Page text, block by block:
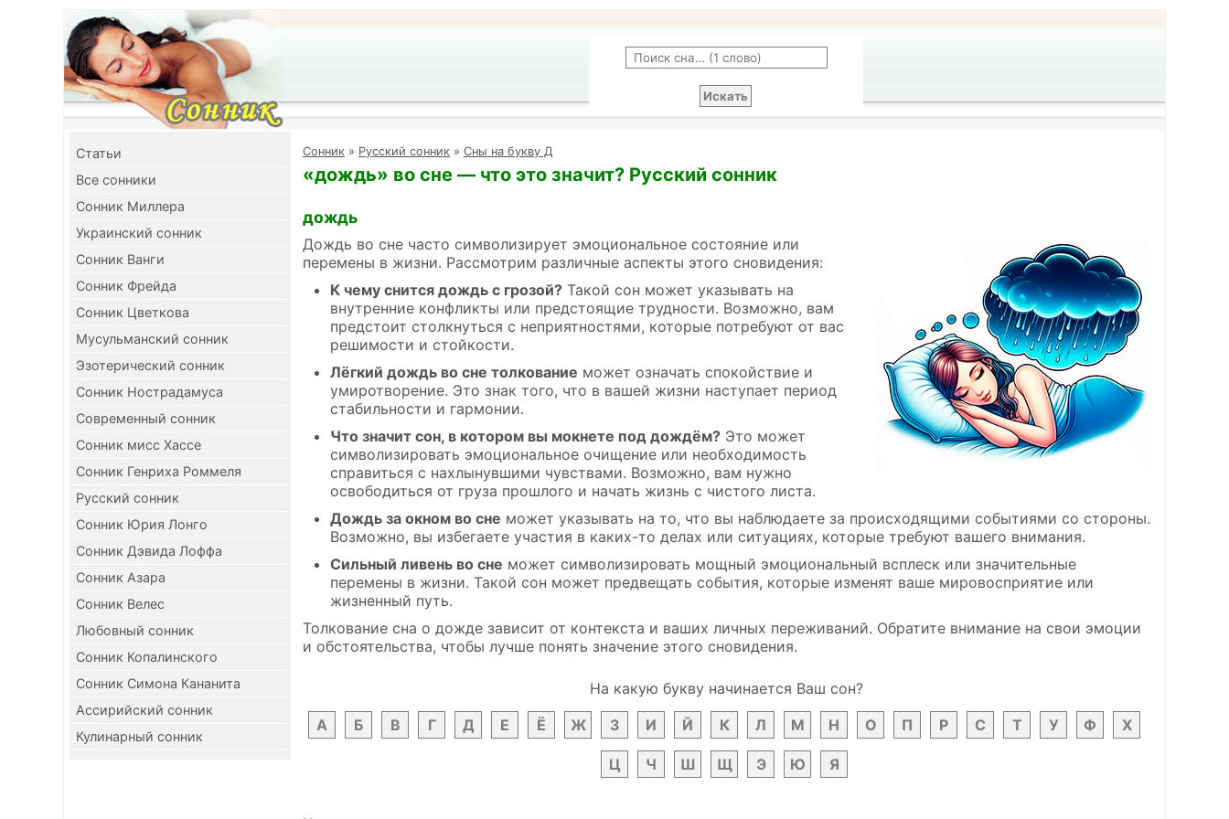
Cтатьи
Все сонники
Сонник Миллера
Украинский сонник
Сонник Ванги
Сонник Фрейда
Сонник Цветкова
Мусульманский сонник
Эзотерический сонник
Сонник Нострадамуса
Современный сонник
Сонник мисс Хассе
Сонник Генриха Роммеля
Русский сонник
Сонник Юрия Лонго
Сонник Дэвида Лоффа
Сонник Азара
Сонник Велес
Любовный сонник
Сонник Копалинского
Сонник Симона Кананита
Ассирийский сонник
Кулинарный сонник
Cонник » Русский сонник » Сны на букву Д
«дождь» во сне — что это значит? Русский сонник
дождь
Дождь во сне часто символизирует эмоциональное состояние или
перемены в жизни. Рассмотрим различные аспекты этого сновидения:
К чему снится дождь с грозой? Такой сон может указывать на
внутренние конфликты или предстоящие трудности. Возможно, вам
предстоит столкнуться с неприятностями, которые потребуют от вас
решимости и стойкости.
Лёгкий дождь во сне толкование может означать спокойствие и
умиротворение. Это знак того, что в вашей жизни наступает период
стабильности и гармонии.
Что значит сон, в котором вы мокнете под дождём? Это может
символизировать эмоциональное очищение или необходимость
справиться с нахлынувшими чувствами. Возможно, вам нужно
освободиться от груза прошлого и начать жизнь с чистого листа.
Дождь за окном во сне может указывать на то, что вы наблюдаете за происходящими событиями со стороны.
Возможно, вы избегаете участия в каких-то делах или ситуациях, которые требуют вашего внимания.
Сильный ливень во сне может символизировать мощный эмоциональный всплеск или значительные
перемены в жизни. Такой сон может предвещать события, которые изменят ваше мировосприятие или
жизненный путь.
Толкование сна о дожде зависит от контекста и ваших личных переживаний. Обратите внимание на свои эмоции
и обстоятельства, чтобы лучше понять значение этого сновидения.
На какую букву начинается Ваш сон?
А
Б В Г Д Е Ё Ж З И Й К Л М Н О П Р С Т У Ф Х
Ц Ч Ш Щ Э Ю Я